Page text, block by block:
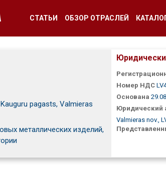
СТАТЬИ ОБЗОР ОТРАСЛЕЙ
pagasts, Valmieras
металлических изделий,
Номер НДС
Основана
Юридический
Valmieras nov.,